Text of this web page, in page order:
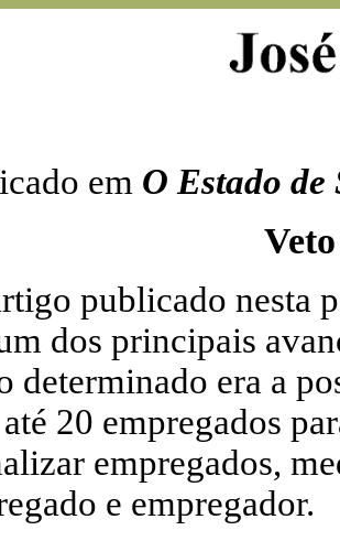
em O Estado de
publicado nesta
dos principais
determinado era a
20 empregados
empregados,
e empregador.